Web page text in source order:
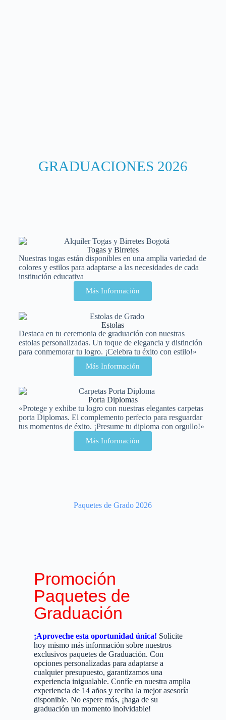
GRADUACIONES 2026
Togas y Birretes
Nuestras togas están disponibles en una amplia variedad de
colores y estilos para adaptarse a las necesidades de cada
institución educativa
Más Información
Estolas
Destaca en tu ceremonia de graduación con nuestras
estolas personalizadas. Un toque de elegancia y distinción
para conmemorar tu logro. ¡Celebra tu éxito con estilo!»
Más Información
Porta Diplomas
«Protege y exhibe tu logro con nuestras elegantes carpetas
porta Diplomas. El complemento perfecto para resguardar
tus momentos de éxito. ¡Presume tu diploma con orgullo!»
Más Información
Paquetes de Grado 2026
Promoción
Paquetes de
Graduación
¡Aproveche esta oportunidad única! Solicite
hoy mismo más información sobre nuestros
exclusivos paquetes de Graduación. Con
opciones personalizadas para adaptarse a
cualquier presupuesto, garantizamos una
experiencia inigualable. Confíe en nuestra amplia
experiencia de 14 años y reciba la mejor asesoría
disponible. No espere más, ¡haga de su
graduación un momento inolvidable!